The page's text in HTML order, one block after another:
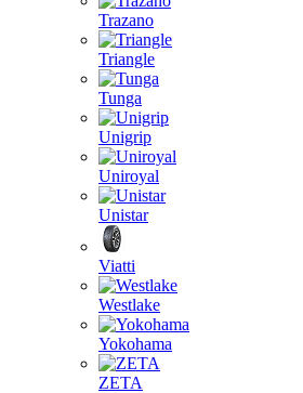
Trazano
Triangle
Tunga
Unigrip
Uniroyal
Unistar
Viatti
Westlake
Yokohama
ZETA